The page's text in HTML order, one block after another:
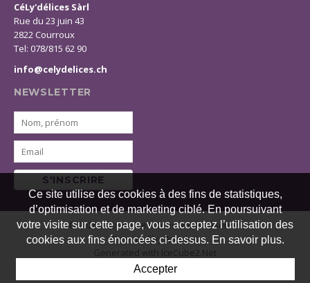
CéLy'délices Sàrl
Rue du 23 juin 43
2822 Courroux
Tel: 078/815 62 90
info@celydelices.ch
NEWSLETTER
S'INSCRIRE
© 2026 CéLy'délices. Tous droits réservés
Powered by Artionet
Generated with IceCube2.Net
Ce site utilise des cookies à des fins de statistiques,
d’optimisation et de marketing ciblé. En poursuivant
votre visite sur cette page, vous acceptez l’utilisation des
cookies aux fins énoncées ci-dessus. En savoir plus.
Accepter